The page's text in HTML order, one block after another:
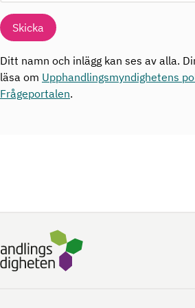
Skicka
Ditt namn och inlägg kan ses av alla.
läsa om Upphandlingsmyndighetens
Frågeportalen.